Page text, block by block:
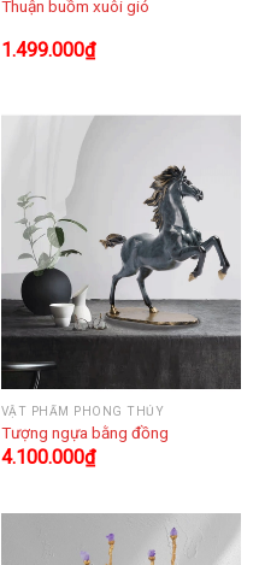
Thuận buồm xuôi gió
1.499.000₫
VẬT PHẨM PHONG THỦY
Tượng ngựa bằng đồng
4.100.000₫